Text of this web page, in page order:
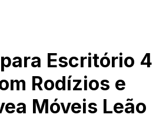
Escritório 4
Rodízios e
Móveis Leão